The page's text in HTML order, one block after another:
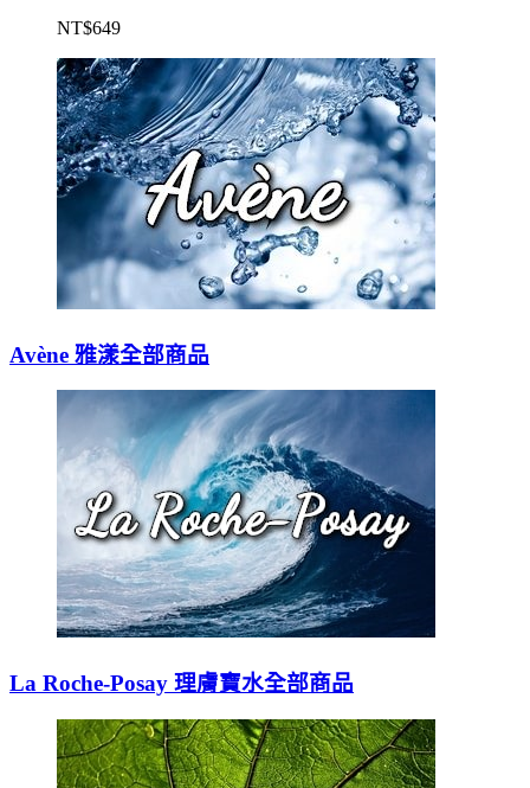
NT$649
Avène 雅漾全部商品
La Roche-Posay 理膚寶水全部商品